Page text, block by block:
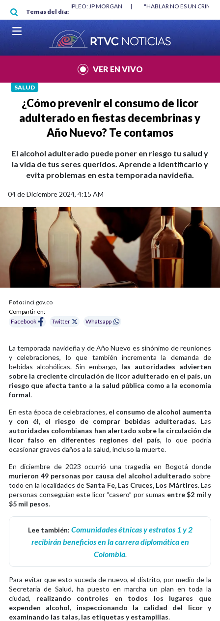
Pasar al contenido principal
Temas del día:
"HABLAR NO ES UN CRIMEN": CARTA DE BETO CORAL |
VER EN VIVO
SALUD
¿Cómo prevenir el consumo de licor
adulterado en fiestas decembrinas y
Año Nuevo? Te contamos
El alcohol adulterado puede poner en riesgo tu salud y
la vida de tus seres queridos. Aprende a identificarlo y
evita problemas en esta temporada navideña.
04 de Diciembre 2024, 4:15 AM
Foto:inci.gov.co
Compartir en:
Facebook
Twitter Whatsapp
La temporada navideña y de Año Nuevo es sinónimo de reuniones
y celebraciones, lo que también incrementa la demanda de
bebidas alcohólicas. Sin embargo, las autoridades advierten
sobre la creciente circulación de licor adulterado en el país, un
riesgo que afecta tanto a la salud pública como a la economía
formal.
En esta época de celebraciones, el consumo de alcohol aumenta
y con él, el riesgo de comprar bebidas adulteradas. Las
autoridades colombianas han alertado sobre la circulación de
licor falso en diferentes regiones del país, lo que podría
ocasionar graves daños a la salud, incluso la muerte.
En diciembre de 2023 ocurrió una tragedia en Bogotá donde
murieron 49 personas por causa del alcohol adulterado sobre
todo en la localidades deSanta Fe, Las Cruces, Los Mártires. Las
personas conseguían este licor “casero” por sumas entre $2 mil y
$5 mil pesos.
Lee también: Comunidades étnicas y estratos 1 y 2
recibirán beneficios en la carrera diplomática en
Colombia.
Para evitar que esto suceda de nuevo, el distrito, por medio de la
Secretaría de Salud, ha puesto en marcha un plan en toda la
ciudad, realizando controles en todos los lugares que
expenden alcohol, inspeccionando la calidad del licor y
examinando las talas, las etiquetas y estampillas.